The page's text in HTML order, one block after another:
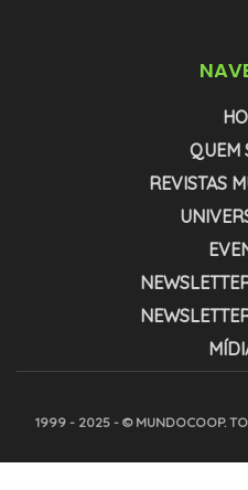
QUEM
REVISTAS
1999 - 2025 - © MUNDOCOOP.